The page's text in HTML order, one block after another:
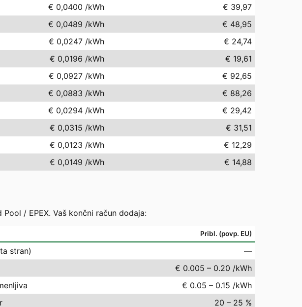
€ 0,0400 /kWh
€ 39,97
€ 0,0489 /kWh
€ 48,95
€ 0,0247 /kWh
€ 24,74
€ 0,0196 /kWh
€ 19,61
€ 0,0927 /kWh
€ 92,65
€ 0,0883 /kWh
€ 88,26
€ 0,0294 /kWh
€ 29,42
€ 0,0315 /kWh
€ 31,51
€ 0,0123 /kWh
€ 12,29
€ 0,0149 /kWh € 14,88
/ EPEX. Vaš končni račun dodaja:
Pribl. (povp. EU)
stran)
—
€ 0.005 – 0.20 /kWh
€ 0.05 – 0.15 /kWh
20 – 25 %